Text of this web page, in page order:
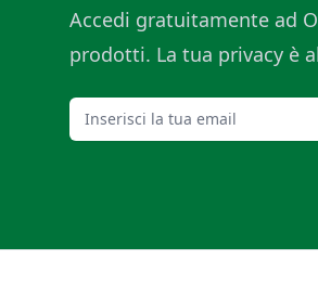
Accedi gratuitamente ad
prodotti. La tua privacy è
Email